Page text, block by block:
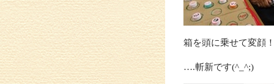
箱を頭に乗せて変顔
….斬新です(^_^;)